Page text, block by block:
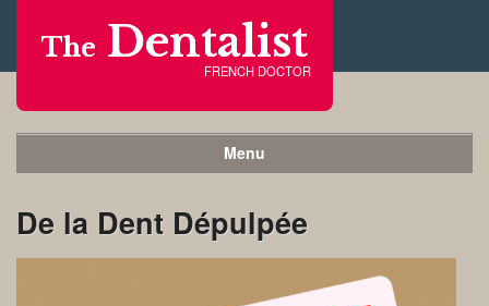
The Dentalist
FRENCH DOCTOR
Menu
De la Dent Dépulpée